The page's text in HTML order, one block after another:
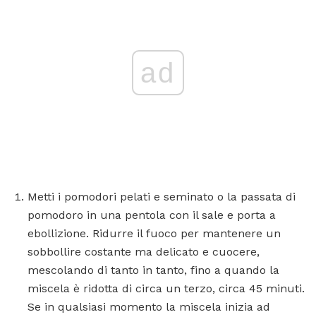
ad
Metti i pomodori pelati e seminato o la passata di
pomodoro in una pentola con il sale e porta a
ebollizione. Ridurre il fuoco per mantenere un
sobbollire costante ma delicato e cuocere,
mescolando di tanto in tanto, fino a quando la
miscela è ridotta di circa un terzo, circa 45 minuti.
Se in qualsiasi momento la miscela inizia ad